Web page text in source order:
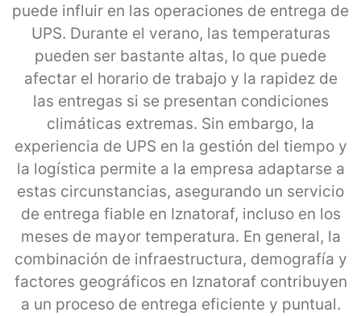
puede influir en las operaciones de entrega de
UPS. Durante el verano, las temperaturas
pueden ser bastante altas, lo que puede
afectar el horario de trabajo y la rapidez de
las entregas si se presentan condiciones
climáticas extremas. Sin embargo, la
experiencia de UPS en la gestión del tiempo y
la logística permite a la empresa adaptarse a
estas circunstancias, asegurando un servicio
de entrega fiable en Iznatoraf, incluso en los
meses de mayor temperatura. En general, la
combinación de infraestructura, demografía y
factores geográficos en Iznatoraf contribuyen
a un proceso de entrega eficiente y puntual.